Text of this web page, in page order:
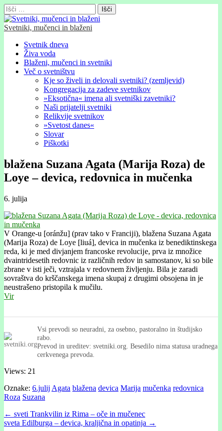
Išči:
Svetniki, mučenci in blaženi
Glavni
meni
Skip
content
Svetnik dneva
Živa voda
Blaženi, mučenci in svetniki
Več o svetništvu
Kje so živeli in delovali svetniki? (zemljevid)
Kongregacija za zadeve svetnikov
»Eksotična« imena ali svetniški zavetniki?
Naši prijatelji svetniki
Relikvije svetnikov
»Svetost danes«
Slovar
Piškotki
blažena Suzana Agata (Marĳa Roza) de
Loye – devica, redovnica in mučenka
6. julija
V Orange-u [oránžu] (prav tako v Francĳi), blažena Suzana Agata
(Marĳa Roza) de Loye [liuá], devica in mučenka iz benediktinskega
reda, ki je med divjanjem francoske revolucĳe, prva iz množice
dvaintridesetih redovnic iz različnih redov in samostanov, ki so bile
zbrane v isti ječi, vztrajala v redovnem življenju. Bila je zaradi
sovraštva do krščanskega imena skupaj z drugimi obsojena in je
neustrašeno pristopila k mučilu.
Vir
Vsi prevodi so neuradni, za osebno, pastoralno in študijsko
rabo.
Prevod in ureditev: svetniki.org. Besedilo nima statusa uradnega
cerkvenega prevoda.
Views: 21
Oznake: 6.julij Agata blažena devica Marija mučenka redovnica
Roza Suzana
Post
navigation
← sveti Trankvilin iz Rima – oče in mučenec
sveta Edilburga – devica, kraljična in opatinja →